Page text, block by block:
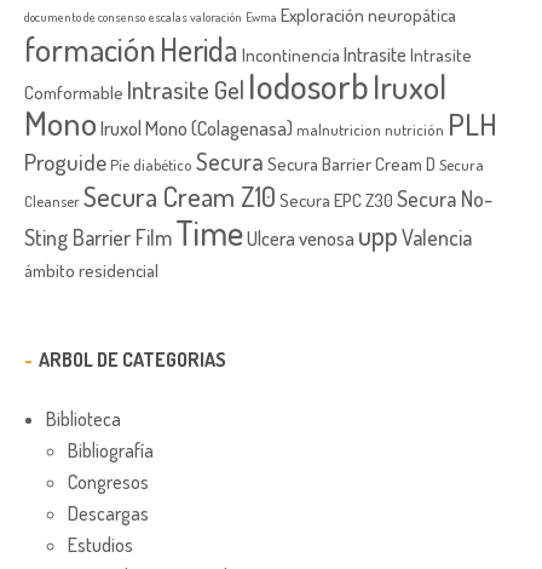
documento de consenso escalas valoración Ewma Exploración neuropática
formaciónHerida Incontinencia Intrasite Intrasite
Comformable Intrasite Gel IodosorbIruxol
MonoIruxol Mono (Colagenasa) malnutricion nutrición PLH
Proguide Píe diabético Secura Secura Barrier Cream D Secura
CleanserSecura Cream Z10 Secura EPC Z30 Secura No-
Sting Barrier FilmTimeUlcera venosa uppValencia
ámbito residencial
ARBOL DE CATEGORIAS
Biblioteca
Bibliografía
Congresos
Descargas
Estudios